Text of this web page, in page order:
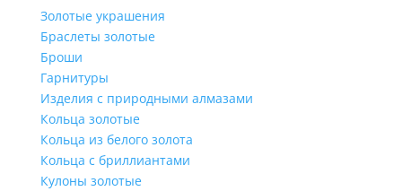
Золотые украшения
Браслеты золотые
Броши
Гарнитуры
Изделия с природными алмазами
Кольца золотые
Кольца из белого золота
Кольца с бриллиантами
Кулоны золотые